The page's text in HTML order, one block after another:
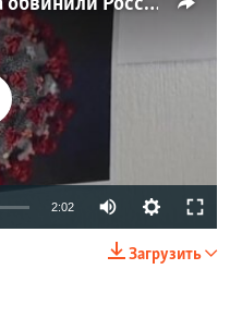
available
2:02
240p
Загрузить